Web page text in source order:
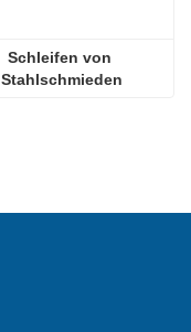
Schleifen von
Stahlschmieden